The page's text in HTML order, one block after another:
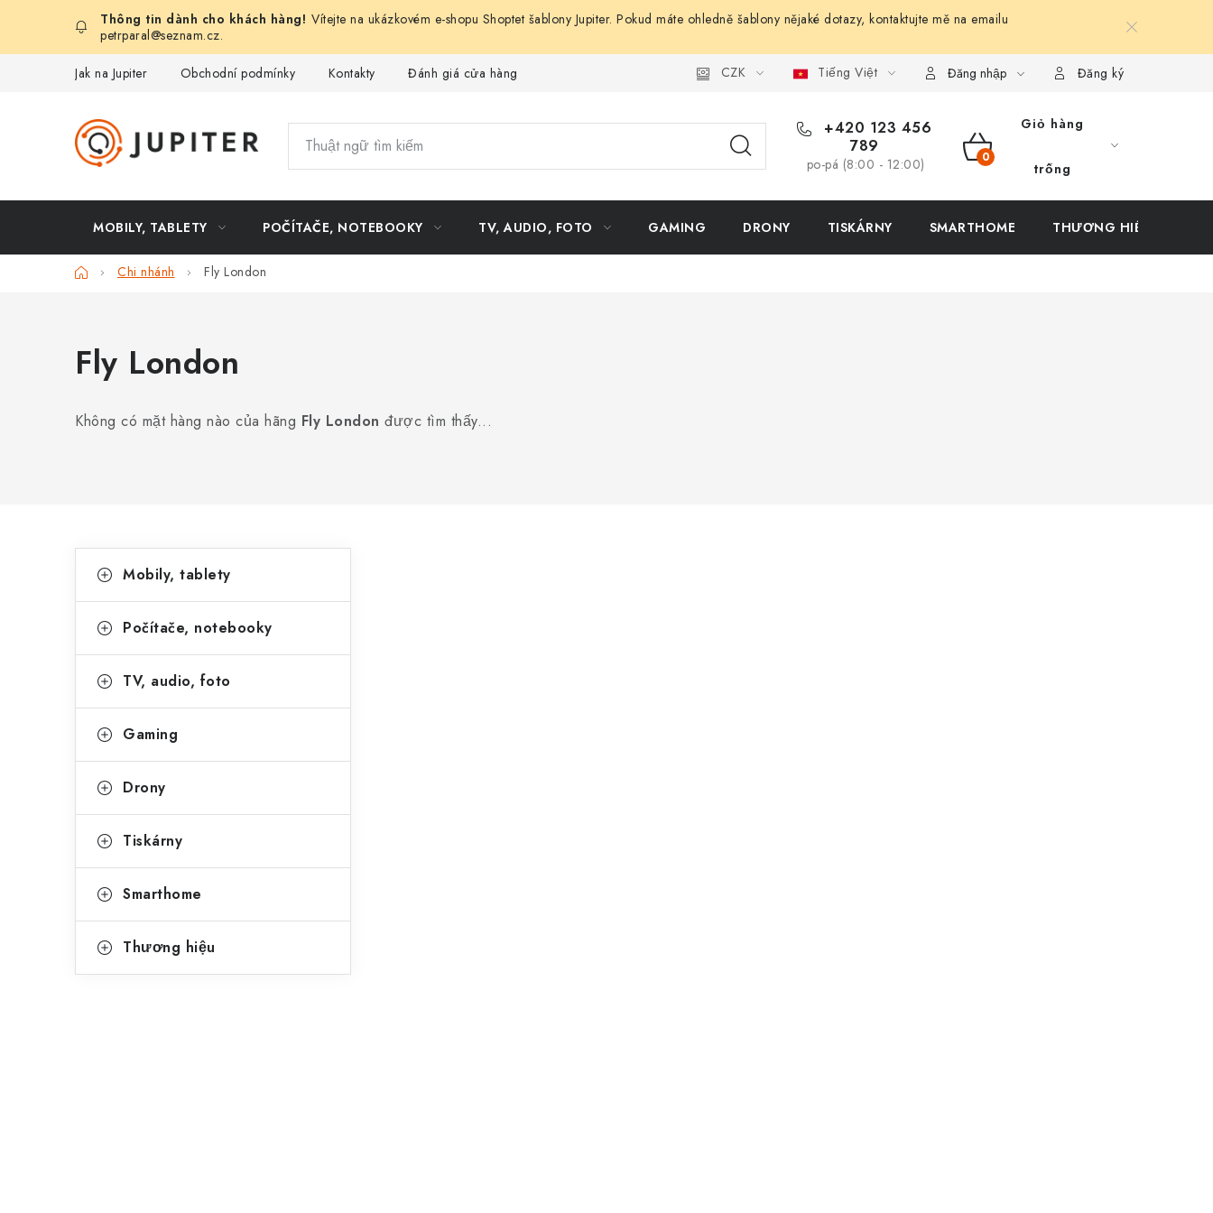
phần
Vítejte na ukázkovém e-shopu Shoptet šablony Jupiter. Pokud máte ohledně šablony nějaké dotazy, kontaktujte mě na emailu
petrparal@seznam.cz.
Jak na Jupiter Obchodní podmínky Kontakty Đánh giá cửa hàng CZK Tiếng Việt Đăng nhập Đăng ký
+420 123 456
789
po-pá (8:00 - 12:00)
GIỎ
Giỏ hàng
trống
MOBILY, TABLETY POČÍTAČE, NOTEBOOKY TV, AUDIO, FOTO GAMING DRONY TISKÁRNY SMARTHOME THƯƠNG HIỆU
TrangChi nhánh Fly London
Fly London
Không có mặt hàng nào của hãng Fly London được tìm thấy...
h
n
h
ê
n
qua
danh
mục
h
m
à
g
Mobily, tablety
Počítače, notebooky
TV, audio, foto
Gaming
Drony
Tiskárny
Smarthome
Thương hiệu